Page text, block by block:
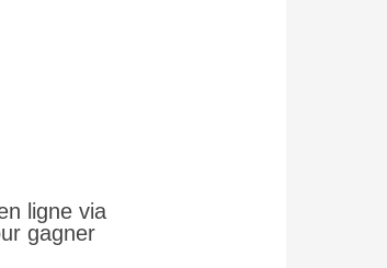
ligne via
gagner